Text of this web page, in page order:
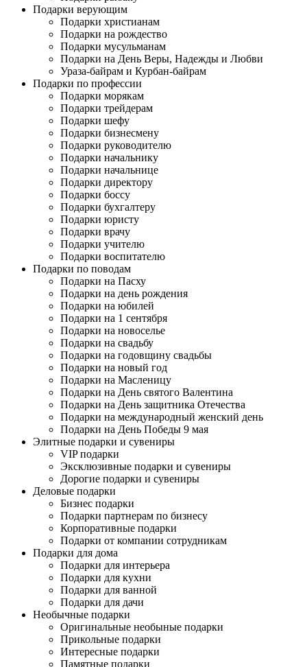
Подарки верующим
Подарки христианам
Подарки на рождество
Подарки мусульманам
Подарки на День Веры, Надежды и Любви
Ураза-байрам и Курбан-байрам
Подарки по профессии
Подарки морякам
Подарки трейдерам
Подарки шефу
Подарки бизнесмену
Подарки руководителю
Подарки начальнику
Подарки начальнице
Подарки директору
Подарки боссу
Подарки бухгалтеру
Подарки юристу
Подарки врачу
Подарки учителю
Подарки воспитателю
Подарки по поводам
Подарки на Пасху
Подарки на день рождения
Подарки на юбилей
Подарки на 1 сентября
Подарки на новоселье
Подарки на свадьбу
Подарки на годовщину свадьбы
Подарки на новый год
Подарки на Масленицу
Подарки на День святого Валентина
Подарки на День защитника Отечества
Подарки на международный женский день
Подарки на День Победы 9 мая
Элитные подарки и сувениры
VIP подарки
Эксклюзивные подарки и сувениры
Дорогие подарки и сувениры
Деловые подарки
Бизнес подарки
Подарки партнерам по бизнесу
Корпоративные подарки
Подарки от компании сотрудникам
Подарки для дома
Подарки для интерьера
Подарки для кухни
Подарки для ванной
Подарки для дачи
Необычные подарки
Оригинальные необыные подарки
Прикольные подарки
Интересные подарки
Памятные подарки